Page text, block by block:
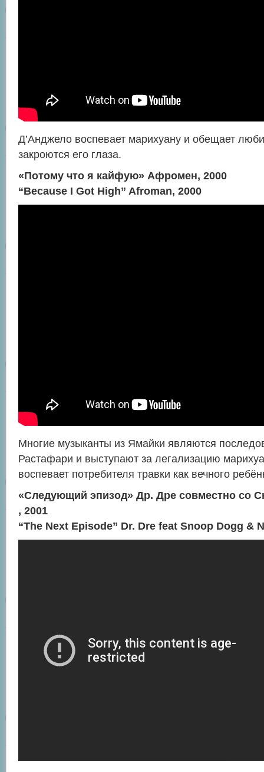
Д’Анджело воспевает марихуану и обещает
закроются его глаза.
«Потому что я кайфую» Афромен, 2000
“Because I Got High” Afroman, 2000
Многие музыканты из Ямайки являются
Растафари и выступают за легализацию
воспевает потребителя травки как вечного
«Следующий эпизод» Др. Дре совместно со
, 2001
“The Next Episode” Dr. Dre feat Snoop Dogg &